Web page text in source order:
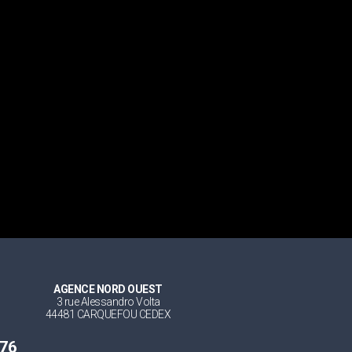
AGENCE NORD OUEST
3 rue Alessandro Volta
44481 CARQUEFOU CEDEX